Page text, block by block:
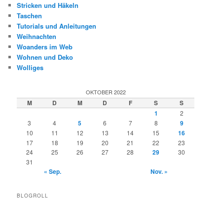
Stricken und Häkeln
Taschen
Tutorials und Anleitungen
Weihnachten
Woanders im Web
Wohnen und Deko
Wolliges
OKTOBER 2022
M D M D F S
S
1
2
3
4 5 6 7 8 9
10 11 12 13 14 15 16
17 18 19 20 21 22
23
24
25 26 27 28 29
30
31
« Sep. Nov. »
BLOGROLL